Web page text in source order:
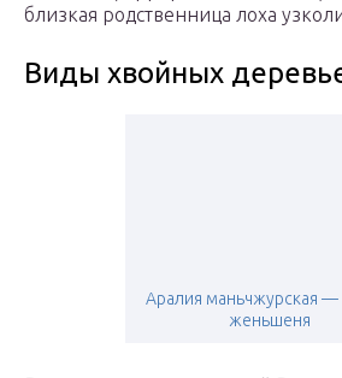
близкая родственница лоха
Виды хвойных
Аралия маньчжурская —
женьшеня